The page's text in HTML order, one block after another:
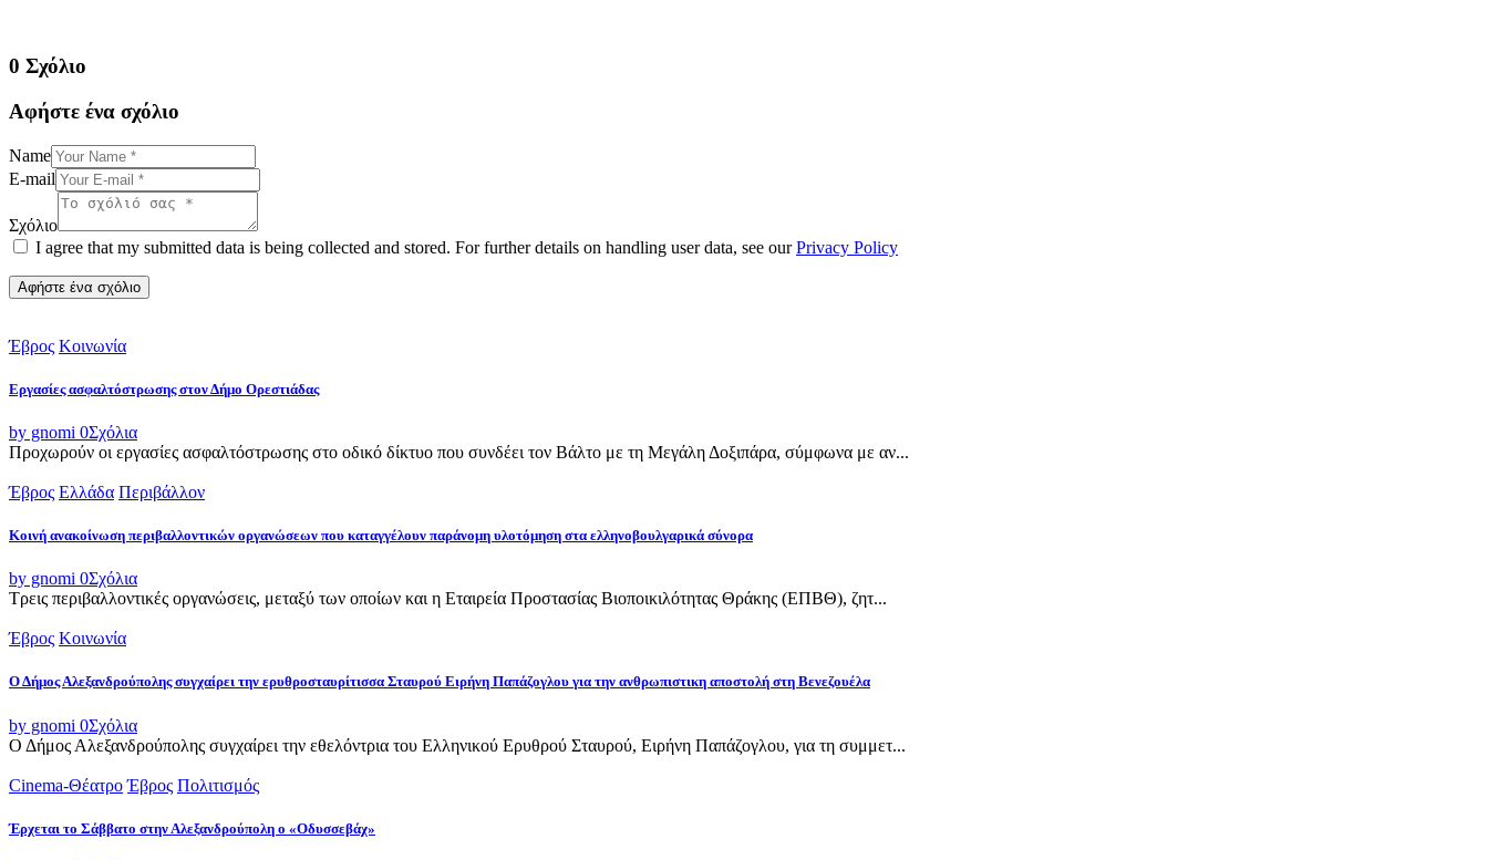
0 Σχόλιο
Αφήστε ένα σχόλιο
Name
E-mail
Σχόλιο
I agree that my submitted data is being collected and stored. For further details on handling user data, see ourPrivacy Policy
Έβρος Κοινωνία
Εργασίες ασφαλτόστρωσης στον Δήμο Ορεστιάδας
by gnomi 0Σχόλια
Προχωρούν οι εργασίες ασφαλτόστρωσης στο οδικό δίκτυο που συνδέει τον Βάλτο με τη Μεγάλη Δοξιπάρα, σύμφωνα με αν...
Έβρος Ελλάδα Περιβάλλον
Κοινή ανακοίνωση περιβαλλοντικών οργανώσεων που καταγγέλουν παράνομη υλοτόμηση στα ελληνοβουλγαρικά σύνορα
by gnomi 0Σχόλια
Τρεις περιβαλλοντικές οργανώσεις, μεταξύ των οποίων και η Εταιρεία Προστασίας Βιοποικιλότητας Θράκης (ΕΠΒΘ), ζητ...
Έβρος Κοινωνία
Ο Δήμος Αλεξανδρούπολης συγχαίρει την ερυθροσταυρίτισσα Σταυρού Ειρήνη Παπάζογλου για την ανθρωπιστικη αποστολή στη Βενεζουέλα
by gnomi 0Σχόλια
Ο Δήμος Αλεξανδρούπολης συγχαίρει την εθελόντρια του Ελληνικού Ερυθρού Σταυρού, Ειρήνη Παπάζογλου, για τη συμμετ...
Cinema-Θέατρο Έβρος Πολιτισμός
Έρχεται το Σάββατο στην Αλεξανδρούπολη ο «Οδυσσεβάχ»